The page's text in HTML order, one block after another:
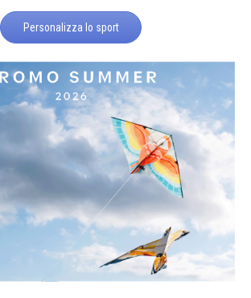
Personalizza lo sport